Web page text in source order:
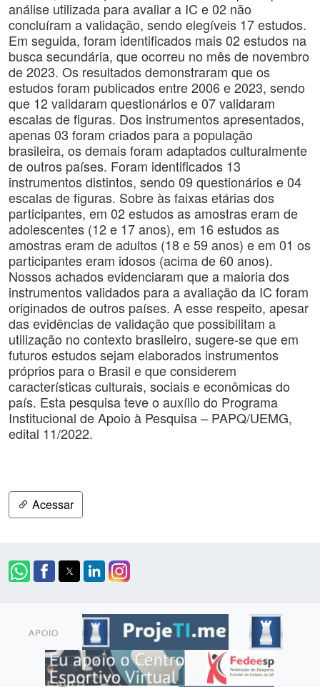
análise utilizada para avaliar a IC e 02 não
concluíram a validação, sendo elegíveis 17 estudos.
Em seguida, foram identificados mais 02 estudos na
busca secundária, que ocorreu no mês de novembro
de 2023. Os resultados demonstraram que os
estudos foram publicados entre 2006 e 2023, sendo
que 12 validaram questionários e 07 validaram
escalas de figuras. Dos instrumentos apresentados,
apenas 03 foram criados para a população
brasileira, os demais foram adaptados culturalmente
de outros países. Foram identificados 13
instrumentos distintos, sendo 09 questionários e 04
escalas de figuras. Sobre às faixas etárias dos
participantes, em 02 estudos as amostras eram de
adolescentes (12 e 17 anos), em 16 estudos as
amostras eram de adultos (18 e 59 anos) e em 01 os
participantes eram idosos (acima de 60 anos).
Nossos achados evidenciaram que a maioria dos
instrumentos validados para a avaliação da IC foram
originados de outros países. A esse respeito, apesar
das evidências de validação que possibilitam a
utilização no contexto brasileiro, sugere-se que em
futuros estudos sejam elaborados instrumentos
próprios para o Brasil e que considerem
características culturais, sociais e econômicas do
país. Esta pesquisa teve o auxílio do Programa
Institucional de Apoio à Pesquisa – PAPQ/UEMG,
edital 11/2022.
Acessar
APOIO